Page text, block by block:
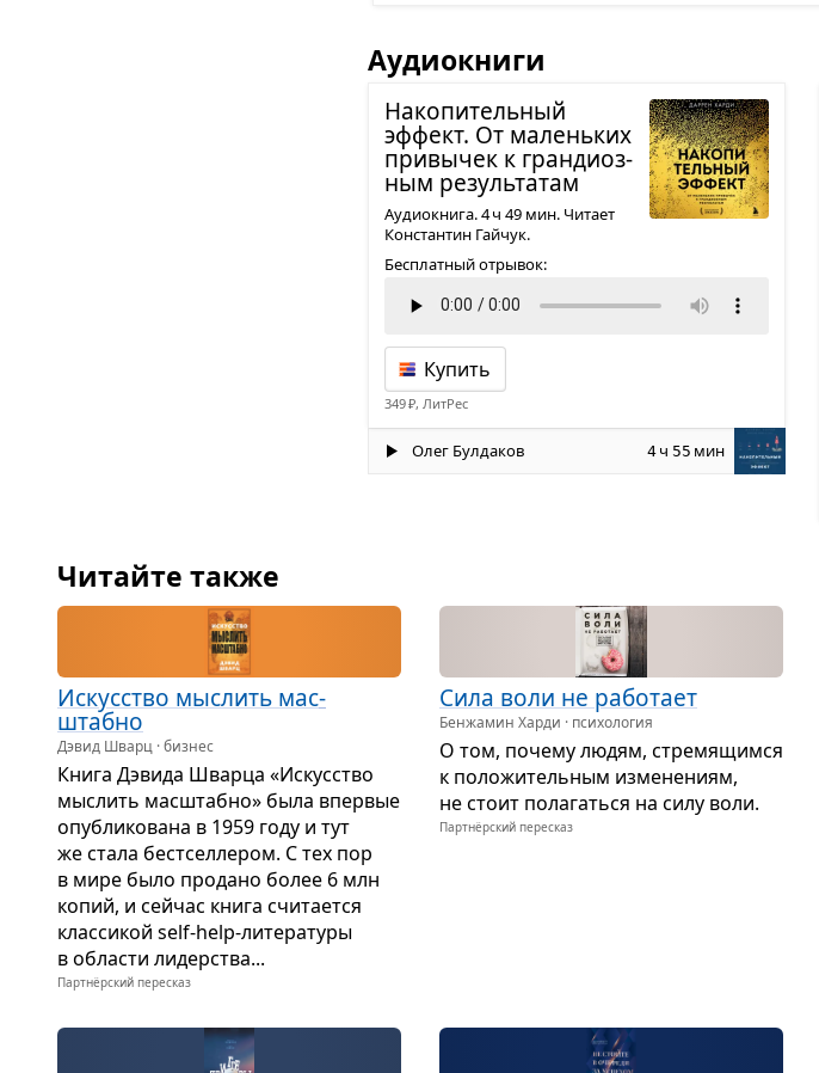
Аудиокниги
Нако­пи­тель­ный
эффект. От малень­ких
при­вы­чек к гран­ди­оз­
ным резуль­та­там
Аудиокнига. 4 ч 49 мин. Читает
Константин Гайчук.
Бесплатный отрывок:
Купить
349 ₽, ЛитРес
Олег Булдаков 4 ч 55 мин
Читайте также
Искус­ство мыс­лить мас­
штабно
Дэвид Шварц · бизнес
Книга Дэвида Шварца «Искус­ство
мыс­лить мас­штабно» была впер­вые
опуб­ли­ко­вана в 1959 году и тут
же стала бест­сел­ле­ром. С тех пор
в мире было про­дано более 6 млн
копий, и сейчас книга счи­та­ется
клас­си­кой self-help-лите­ра­туры
в обла­сти лидер­ства...
Партнёрский пересказ
Сила воли не рабо­тает
Бенжамин Харди · психология
О том, почему людям, стре­мя­щимся
к поло­жи­тель­ным изме­не­ниям,
не стоит пола­гаться на силу воли.
Партнёрский пересказ